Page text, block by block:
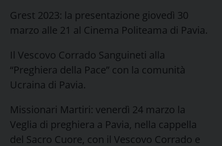
Grest 2023: la presentazione giovedì 30
marzo alle 21 al Cinema Politeama di Pavia.
Il Vescovo Corrado Sanguineti alla
“Preghiera della Pace” con la comunità
Ucraina di Pavia.
Missionari Martiri: venerdì 24 marzo la
Veglia di preghiera a Pavia, nella cappella
del Sacro Cuore, con il Vescovo Corrado e